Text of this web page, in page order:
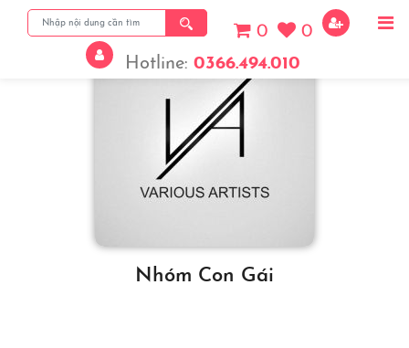
0
0
Hotline: 0366.494.010
Nhóm Con Gái